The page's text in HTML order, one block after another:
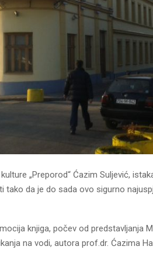
„Preporod“ Ćazim Suljević,
da je do sada ovo sigurno
knjiga, počev od predstavljanja
na vodi, autora prof.dr. Ćazima